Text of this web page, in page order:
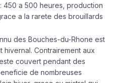
a 500 heures, production
a la rarete des brouillards
des Bouches-du-Rhone est
Contrairement aux
couvert pendant des
de nombreuses